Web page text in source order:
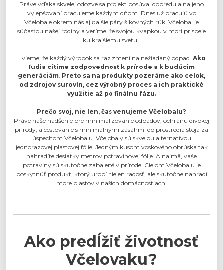
Práve vďaka skvelej odozve sa projekt posúval dopredu a na jeho
vylepšovaní pracujeme každým dňom. Dnes už pracujú vo
Včelobale okrem nás aj ďalšie páry šikovných rúk. Včelobal je
súčasťou našej rodiny a veríme, že svojou kvapkou v mori prispeje
ku krajšiemu svetu.
...vieme, že každý výrobok sa raz zmení na nežiadaný odpad. Ako
ľudia cítime zodpovednosť k prírode a k budúcim
generáciám. Preto sa na produkty pozeráme ako celok,
od zdrojov surovín, cez výrobný proces a ich praktické
využitie až po finálnu fázu.
Prečo svoj, nie len, čas venujeme Včelobalu?
Práve naše nadšenie pre minimalizovanie odpadov, ochranu divokej
prírody, a cestovanie s minimálnymi zásahmi do prostredia stoja za
úspechom Včelobalu. Včelobaly sú skvelou alternatívou
jednorazovej plastovej fólie. Jedným kusom voskového obrúska tak
nahradíte desiatky metrov potravinovej fólie. A najmä, vaše
potraviny sú skutočne zabalené v prírode. Cieľom Včelobalu je
poskytnúť produkt, ktorý urobí nielen radosť, ale skutočne nahradí
more plastov v našich domácnostiach.
Ako predĺžiť životnosť
Včelovaku?